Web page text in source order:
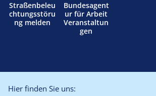
Straßenbeleu
chtungsstöru
ng melden
Bundesagent
ur für Arbeit
Veranstaltun
gen
Hier finden Sie uns: